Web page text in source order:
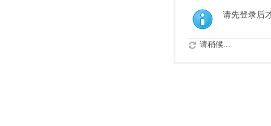
请先登录后
请稍候...